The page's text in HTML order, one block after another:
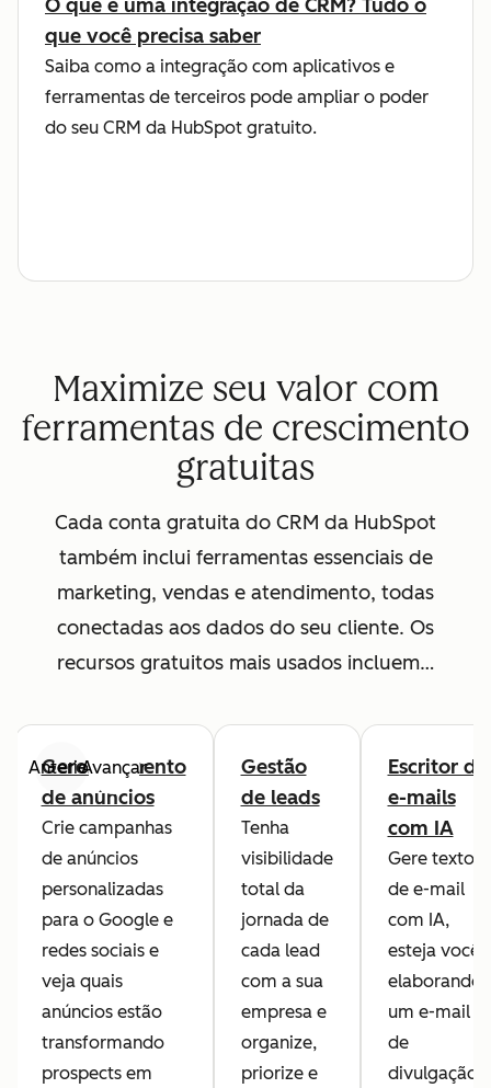
O que é uma integração de CRM? Tudo o
que você precisa saber
Saiba como a integração com aplicativos e
ferramentas de terceiros pode ampliar o poder
do seu CRM da HubSpot gratuito.
Maximize seu valor com
ferramentas de crescimento
gratuitas
Cada conta gratuita do CRM da HubSpot
também inclui ferramentas essenciais de
marketing, vendas e atendimento, todas
conectadas aos dados do seu cliente. Os
recursos gratuitos mais usados incluem…
AnteriorAvançar
Gerenciamento
de anúncios
Crie campanhas
de anúncios
personalizadas
para o Google e
redes sociais e
veja quais
anúncios estão
transformando
prospects em
Gestão
de leads
Tenha
visibilidade
total da
jornada de
cada lead
com a sua
empresa e
organize,
priorize e
Escritor de
e-mails
com IA
Gere textos
de e-mail
com IA,
esteja você
elaborando
um e-mail
de
divulgação